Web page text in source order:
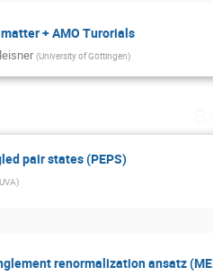
+ AMO Turorials
(University of Göttingen)
pair states (PEPS)
UVA)
renormalization ansatz